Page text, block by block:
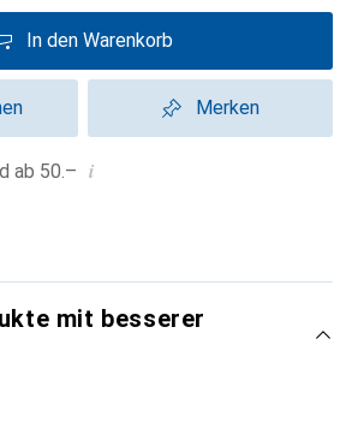
In den Warenkorb
Merken
ab 50.– i
mit besserer